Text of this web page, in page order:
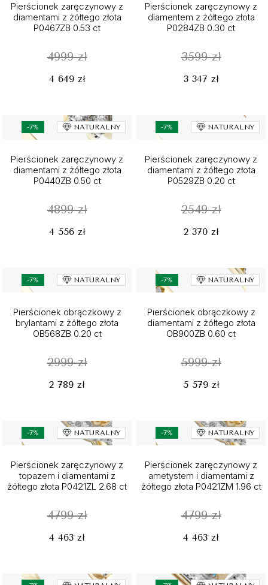
Pierścionek zaręczynowy z
diamentami z żółtego złota
P0467ZB 0.53 ct
4999 zł
4 649 zł
Pierścionek zaręczynowy z
diamentem z żółtego złota
P0284ZB 0.30 ct
3599 zł
3 347 zł
-7% NATURALNY
Pierścionek zaręczynowy z
diamentami z żółtego złota
P0440ZB 0.50 ct
4899 zł
4 556 zł
-7% NATURALNY
Pierścionek zaręczynowy z
diamentami z żółtego złota
P0529ZB 0.20 ct
2549 zł
2 370 zł
-7% NATURALNY
Pierścionek obrączkowy z
brylantami z żółtego złota
OB568ZB 0.20 ct
2999 zł
2 789 zł
-7% NATURALNY
Pierścionek obrączkowy z
diamentami z żółtego złota
OB900ZB 0.60 ct
5999 zł
5 579 zł
-7% NATURALNY
Pierścionek zaręczynowy z
topazem i diamentami z
żółtego złota P0421ZL 2.68 ct
4799 zł
4 463 zł
-7% NATURALNY
Pierścionek zaręczynowy z
ametystem i diamentami z
żółtego złota P0421ZM 1.96 ct
4799 zł
4 463 zł